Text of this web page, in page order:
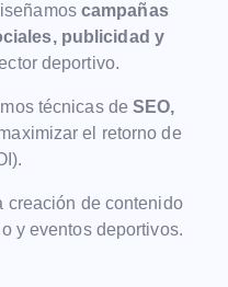
campañas
publicidad y
deportivo.
técnicas deSEO,
el retorno de
creación de contenido
y eventos deportivos.